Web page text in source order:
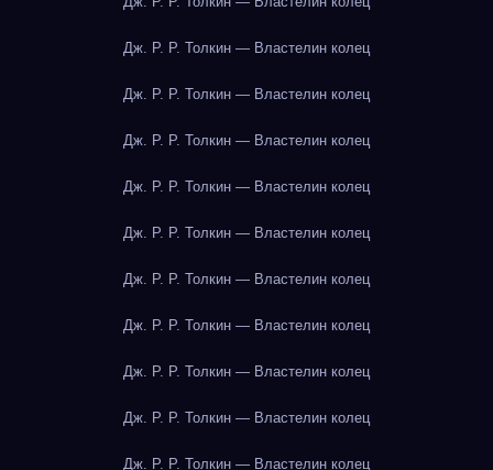
Дж. Р. Р. Толкин — Властелин колец
Дж. Р. Р. Толкин — Властелин колец
Дж. Р. Р. Толкин — Властелин колец
Дж. Р. Р. Толкин — Властелин колец
Дж. Р. Р. Толкин — Властелин колец
Дж. Р. Р. Толкин — Властелин колец
Дж. Р. Р. Толкин — Властелин колец
Дж. Р. Р. Толкин — Властелин колец
Дж. Р. Р. Толкин — Властелин колец
Дж. Р. Р. Толкин — Властелин колец